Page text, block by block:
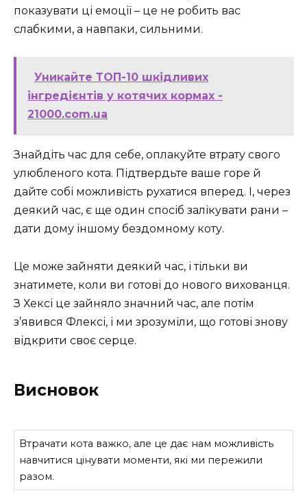
показувати ці емоції – це не робить вас
слабкими, а навпаки, сильними.
Уникайте ТОП-10 шкідливих
інгредієнтів у котячих кормах -
21000.com.ua
Знайдіть час для себе, оплакуйте втрату свого
улюбленого кота. Підтвердьте ваше горе й
дайте собі можливість рухатися вперед. І, через
деякий час, є ще один спосіб залікувати рани –
дати дому іншому бездомному коту.
Це може зайняти деякий час, і тільки ви
знатимете, коли ви готові до нового вихованця.
З Хексі це зайняло значний час, але потім
з’явився Флексі, і ми зрозуміли, що готові знову
відкрити своє серце.
Висновок
Втрачати кота важко, але це дає нам можливість
навчитися цінувати моменти, які ми пережили
разом.